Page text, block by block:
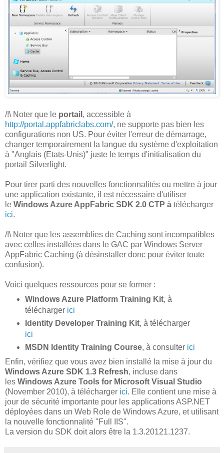
/!\ Noter que le portail , accessible à
http://portal.appfabriclabs.com/, ne supporte pas bien les
configurations non US. Pour éviter l'erreur de démarrage,
changer temporairement la langue du système d'exploitation
à "Anglais (Etats-Unis)" juste le temps d'initialisation du
portail Silverlight.
Pour tirer parti des nouvelles fonctionnalités ou mettre à jour
une application existante, il est nécessaire d'utiliser
le Windows Azure AppFabric SDK 2.0 CTP à télécharger
ici.
/!\ Noter que les assemblies de Caching sont incompatibles
avec celles installées dans le GAC par Windows Server
AppFabric Caching (à désinstaller donc pour éviter toute
confusion).
Voici quelques ressources pour se former :
Windows Azure Platform Training Kit, à
télécharger ici
Identity Developer Training Kit, à télécharger
ici
MSDN Identity Training Course, à consulter ici
Enfin, vérifiez que vous avez bien installé la mise à jour du
Windows Azure SDK 1.3 Refresh, incluse dans
les Windows Azure Tools for Microsoft Visual Studio
(November 2010), à télécharger ici. Elle contient une mise à
jour de sécurité importante pour les applications ASP.NET
déployées dans un Web Role de Windows Azure, et utilisant
la nouvelle fonctionnalité "Full IIS".
La version du SDK doit alors être la 1.3.20121.1237.